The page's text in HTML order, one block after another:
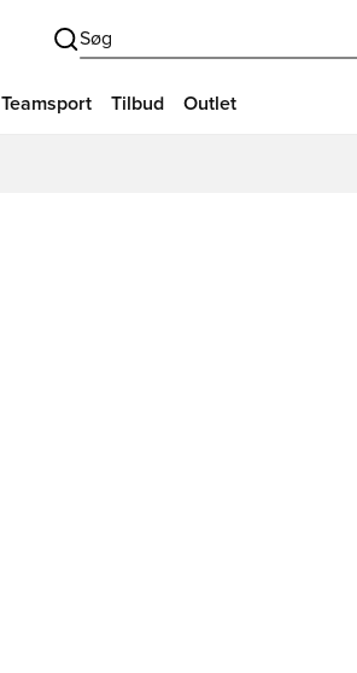
Søg
Teamsport Tilbud Outlet